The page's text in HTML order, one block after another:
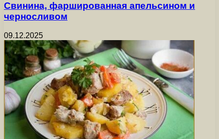
Свинина, фаршированная апельсином и
черносливом
09.12.2025